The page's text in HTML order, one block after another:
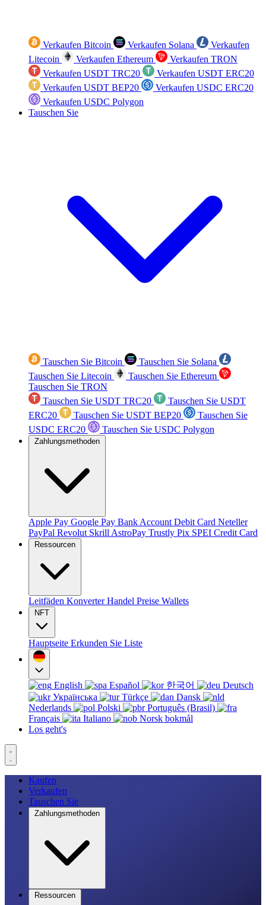
Verkaufen Bitcoin Verkaufen Solana
Verkaufen
Litecoin
Verkaufen Ethereum
Verkaufen TRON
Verkaufen USDT TRC20
Verkaufen USDT ERC20
Verkaufen USDT BEP20
Verkaufen USDC ERC20
Verkaufen USDC Polygon
Tauschen Sie
Tauschen Sie Bitcoin
Tauschen Sie Solana
Tauschen Sie Litecoin
Tauschen Sie Ethereum
Tauschen Sie TRON
Tauschen Sie USDT TRC20
Tauschen Sie USDT
ERC20
Tauschen Sie USDT BEP20
Tauschen Sie
USDC ERC20
Tauschen Sie USDC Polygon
Zahlungsmethoden
Apple Pay Google Pay Bank Account Debit Card Neteller
PayPal Revolut Skrill AstroPay Trustly Pix SPEI Credit Card
Ressourcen
Leitfäden KonverterHandel Preise Wallets
NFT
Hauptseite Erkunden Sie Liste
English Español 한국어
Deutsch
Українська
Türkçe
Dansk
Nederlands
Polski
Português (Brasil)
Français
Italiano
Norsk bokmål
Los geht's
Kaufen
Verkaufen
Tauschen Sie
Zahlungsmethoden
Ressourcen